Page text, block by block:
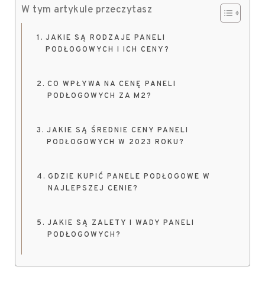
W tym artykule przeczytasz
JAKIE SĄ RODZAJE PANELI
PODŁOGOWYCH I ICH CENY?
CO WPŁYWA NA CENĘ PANELI
PODŁOGOWYCH ZA M2?
JAKIE SĄ ŚREDNIE CENY PANELI
PODŁOGOWYCH W 2023 ROKU?
GDZIE KUPIĆ PANELE PODŁOGOWE W
NAJLEPSZEJ CENIE?
JAKIE SĄ ZALETY I WADY PANELI
PODŁOGOWYCH?